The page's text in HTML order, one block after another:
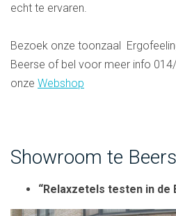
echt te ervaren.
Bezoek onze toonzaal
Beerse of bel voor meer info
onze Webshop
Showroom te
“Relaxzetels testen in de